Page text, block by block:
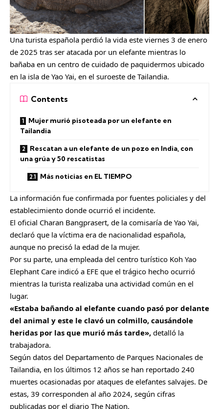
Una turista española perdió la vida este viernes 3 de enero
de 2025 tras ser atacada por un elefante mientras lo
bañaba en un centro de cuidado de paquidermos ubicado
en la isla de Yao Yai, en el suroeste de Tailandia.
Contents
Mujer murió pisoteada por un elefante en
Tailandia
Rescatan a un elefante de un pozo en India, con
una grúa y 50 rescatistas
Más noticias en EL TIEMPO
La información fue confirmada por fuentes policiales y del
establecimiento donde ocurrió el incidente.
El oficial Charan Bangprasert, de la comisaría de Yao Yai,
declaró que la víctima era de nacionalidad española,
aunque no precisó la edad de la mujer.
Por su parte, una empleada del centro turístico Koh Yao
Elephant Care indicó a EFE que el trágico hecho ocurrió
mientras la turista realizaba una actividad común en el
lugar.
«Estaba bañando al elefante cuando pasó por delante
del animal y este le clavó un colmillo, causándole
heridas por las que murió más tarde», detalló la
trabajadora.
Según datos del Departamento de Parques Nacionales de
Tailandia, en los últimos 12 años se han reportado 240
muertes ocasionadas por ataques de elefantes salvajes. De
estas, 39 corresponden al año 2024, según cifras
publicadas por el diario The Nation.